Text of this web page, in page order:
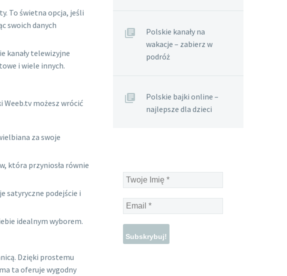
To świetna opcja, jeśli
swoich danych
kanały telewizyjne
i wiele innych.
Weeb.tv możesz wrócić
za swoje
która przyniosła równie
satyryczne podejście i
idealnym wyborem.
Dzięki prostemu
ta oferuje wygodny
Polskie kanały na
wakacje – zabierz w
podróż
Polskie bajki online –
najlepsze dla dzieci
Twoje
Imię
*
Email
*